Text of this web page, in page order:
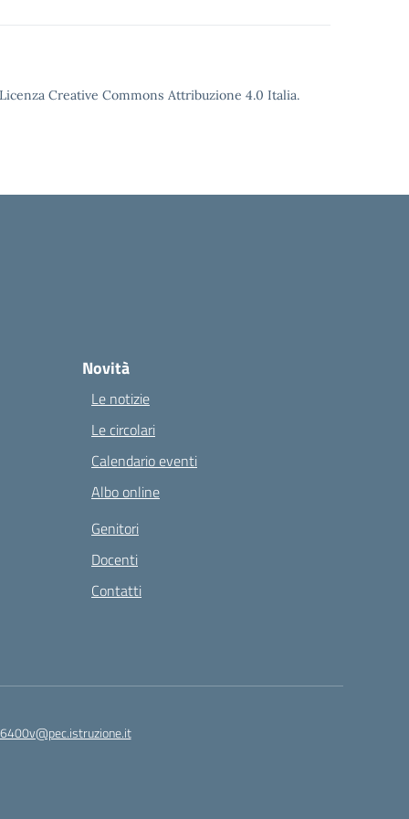
Creative Commons Attribuzione 4.0 Italia.
Novità
Le notizie
Le circolari
Calendario eventi
Albo online
Genitori
Docenti
Contatti